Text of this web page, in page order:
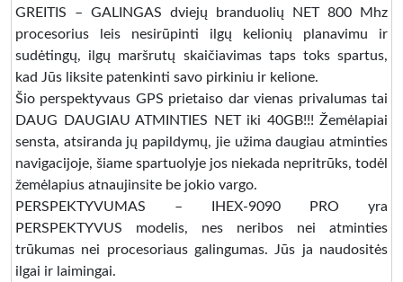
GREITIS – GALINGAS dviejų branduolių NET 800 Mhz
procesorius leis nesirūpinti ilgų kelionių planavimu ir
sudėtingų, ilgų maršrutų skaičiavimas taps toks spartus,
kad Jūs liksite patenkinti savo pirkiniu ir kelione.
Šio perspektyvaus GPS prietaiso dar vienas privalumas tai
DAUG DAUGIAU ATMINTIES NET iki 40GB!!! Žemėlapiai
sensta, atsiranda jų papildymų, jie užima daugiau atminties
navigacijoje, šiame spartuolyje jos niekada nepritrūks, todėl
žemėlapius atnaujinsite be jokio vargo.
PERSPEKTYVUMAS – IHEX-9090 PRO yra
PERSPEKTYVUS modelis, nes neribos nei atminties
trūkumas nei procesoriaus galingumas. Jūs ja naudositės
ilgai ir laimingai.